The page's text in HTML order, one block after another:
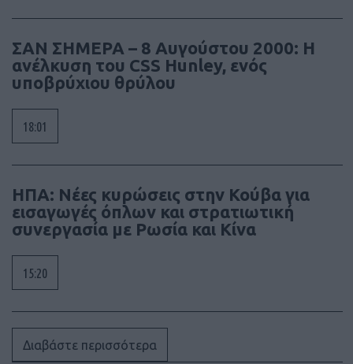
ΣΑΝ ΣΗΜΕΡΑ – 8 Αυγούστου 2000: Η
ανέλκυση του CSS Hunley, ενός
υποβρύχιου θρύλου
18:01
ΗΠΑ: Νέες κυρώσεις στην Κούβα για
εισαγωγές όπλων και στρατιωτική
συνεργασία με Ρωσία και Κίνα
15:20
Διαβάστε περισσότερα